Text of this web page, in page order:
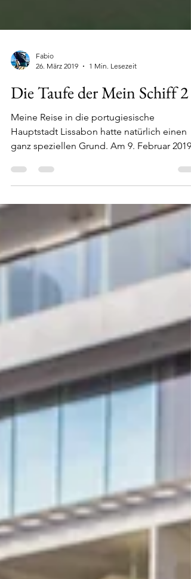
26. März 2019
1 Min. Lesezeit
Die Taufe der Mein Schiff 2
Meine Reise in die portugiesische
Hauptstadt Lissabon hatte natürlich einen
ganz speziellen Grund. Am 9. Februar 2019
wurde die Mein...